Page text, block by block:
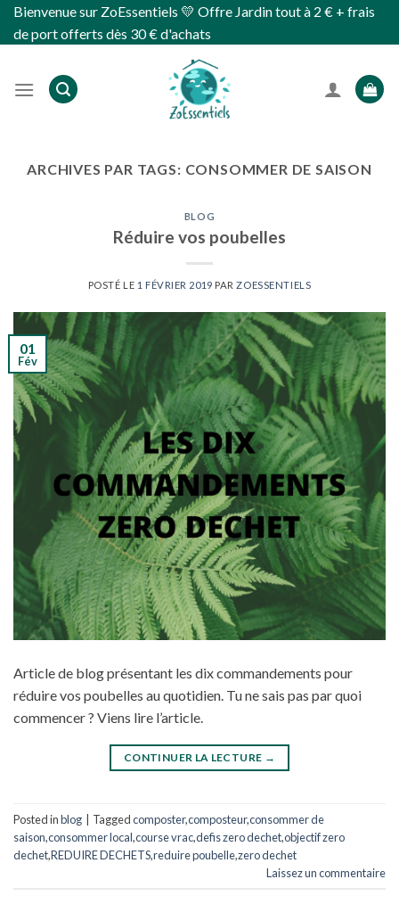
SkipBienvenue sur ZoEssentiels 💛 Offre Jardin tout à 2 € + frais
de port offerts dès 30 € d'achats
ARCHIVES PAR TAGS: CONSOMMER DE SAISON
BLOG
Réduire vos poubelles
POSTÉ LE 1 FÉVRIER 2019 PARZOESSENTIELS
01
Fév
Article de blog présentant les dix commandements pour
réduire vos poubelles au quotidien. Tu ne sais pas par quoi
commencer ? Viens lire l’article.
CONTINUER LA LECTURE →
Posted inblog Taggedcomposter,composteur,consommer de
saison,consommer local,course vrac,defis zero dechet,objectif zero
dechet,REDUIRE DECHETS,reduire poubelle,zero dechet
Laissez un commentaire